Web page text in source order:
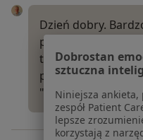
Dzień dobry.
pytanie. Szczerość
terapeutyczna
procesie
"niedomówienia"…
Dobrostan
sztuczna
Niniejsza ankieta,
zespół Patient
lepsze
korzystają z